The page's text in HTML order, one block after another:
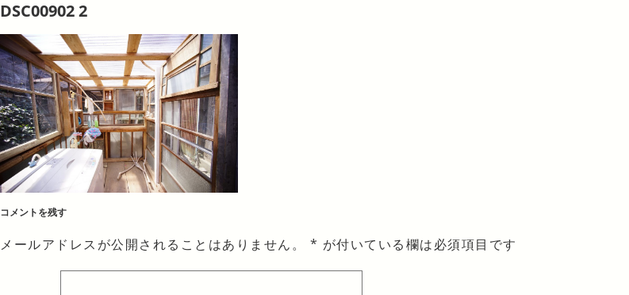
DSC00902 2
コメントを残す
メールアドレスが公開されることはありません。 * が付いている欄は必須項目です